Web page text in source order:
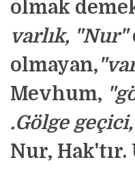
olmak
varlık, "Nur"
olmayan,"
Mevhum,
.Gölge
Nur,